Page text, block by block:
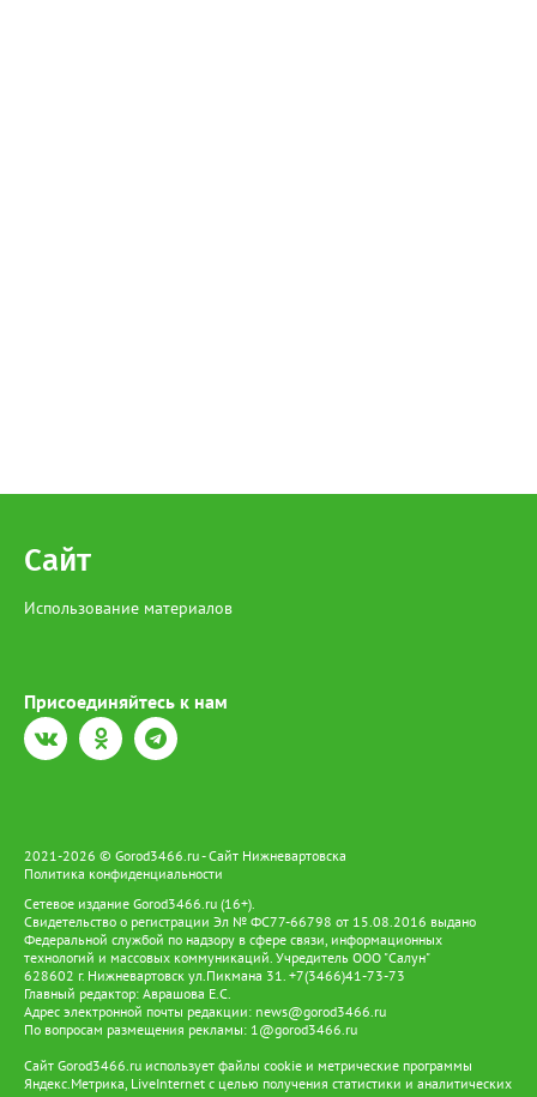
Сайт
Использование материалов
Присоединяйтесь к нам
2021-2026 © Gorod3466.ru - Сайт Нижневартовска
Политика конфиденциальности
Сетевое издание Gorod3466.ru (16+).
Свидетельство о регистрации Эл № ФС77-66798 от 15.08.2016 выдано
Федеральной службой по надзору в сфере связи, информационных
технологий и массовых коммуникаций. Учредитель ООО "Салун"
628602 г. Нижневартовск ул.Пикмана 31. +7(3466)41-73-73
Главный редактор: Аврашова Е.С.
Адрес электронной почты редакции: news@gorod3466.ru
По вопросам размещения рекламы: 1@gorod3466.ru
Сайт Gorod3466.ru использует файлы cookie и метрические программы
Яндекс.Метрика, LiveInternet с целью получения статистики и аналитических